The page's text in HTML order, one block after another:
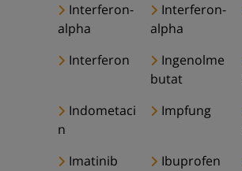
Interferon-
alpha
Interferon-
alpha
Interferon
Ingenolme
butat
Indometaci
n
Impfung
Imatinib
Ibuprofen